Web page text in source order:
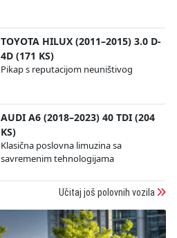
TOYOTA HILUX (2011–2015) 3.0 D-
4D (171 KS)
Pikap s reputacijom neuništivog
AUDI A6 (2018–2023) 40 TDI (204
KS)
Klasična poslovna limuzina sa
savremenim tehnologijama
Učitaj još polovnih vozila